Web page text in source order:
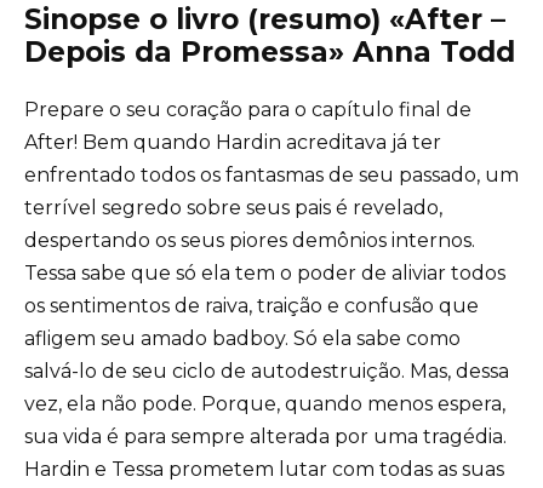
Sinopse o livro (resumo) «After –
Depois da Promessa» Anna Todd
Prepare o seu coração para o capítulo final de
After! Bem quando Hardin acreditava já ter
enfrentado todos os fantasmas de seu passado, um
terrível segredo sobre seus pais é revelado,
despertando os seus piores demônios internos.
Tessa sabe que só ela tem o poder de aliviar todos
os sentimentos de raiva, traição e confusão que
afligem seu amado badboy. Só ela sabe como
salvá-lo de seu ciclo de autodestruição. Mas, dessa
vez, ela não pode. Porque, quando menos espera,
sua vida é para sempre alterada por uma tragédia.
Hardin e Tessa prometem lutar com todas as suas